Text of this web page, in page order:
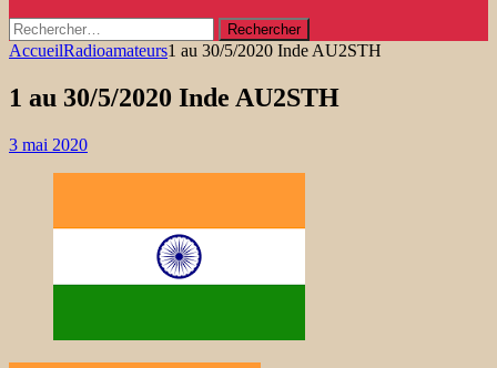
Rechercher :
AccueilRadioamateurs1 au 30/5/2020 Inde AU2STH
1 au 30/5/2020 Inde AU2STH
3 mai 2020